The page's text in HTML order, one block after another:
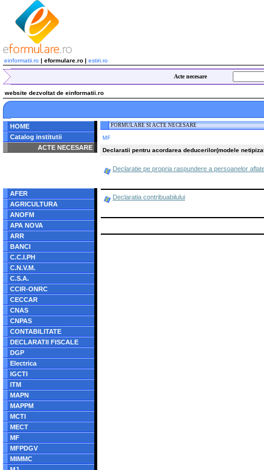
einformatii.ro | eformulare.ro | estiri.ro
Acte necesare
website dezvoltat de einformatii.ro
HOME
Catalog institutii
ACTE NECESARE
AFER
AGRICULTURA
ANOFM
APA NOVA
ARR
BANCI
C.C.I.PH
C.N.V.M.
C.S.A.
CCIR-ONRC
CECCAR
CNAS
CNPAS
CONTABILITATE
DECLARATII FISCALE
DGP
Electrica
IGCTI
ITM
MAPN
MAPPM
MCTI
MECT
MF
MFPDGV
MIMMC
FORMULARE SI ACTE NECESARE
MF
Declaratii pentru acordarea deducerilor(modele
Declaratie pe propria raspundere a persoanelor
Declaratia contribuabilului